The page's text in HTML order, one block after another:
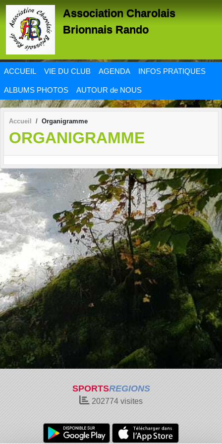
Association Charolais
Brionnais Rando
ACCUEIL VIE DU CLUB AGENDA INFOS PRATIQUES
ALBUMS PHOTOS AUTOUR de NOUS
Accueil Organigramme
ORGANIGRAMME
SPORTSREGIONS
202774 visites
Panneau de gestion des cookies